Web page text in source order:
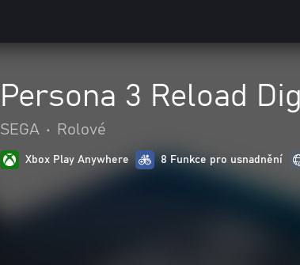
Persona 3 Reload
SEGA • Rolové
Xbox Play Anywhere 8 Funkce pro usnadnění